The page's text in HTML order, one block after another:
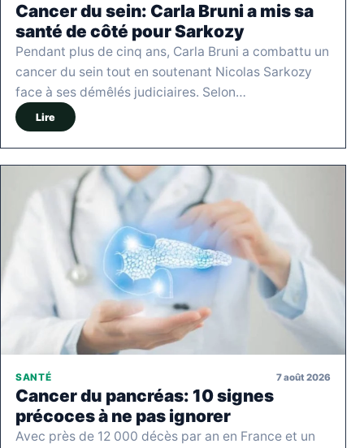
Cancer du sein: Carla Bruni a mis sa
santé de côté pour Sarkozy
Pendant plus de cinq ans, Carla Bruni a combattu un
cancer du sein tout en soutenant Nicolas Sarkozy
face à ses démêlés judiciaires. Selon…
Lire
SANTÉ 7 août 2026
Cancer du pancréas: 10 signes
précoces à ne pas ignorer
Avec près de 12 000 décès par an en France et un